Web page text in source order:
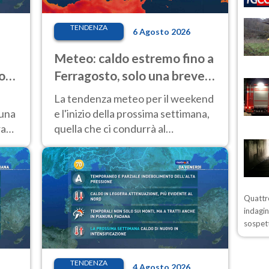
TENDENZA 6 Agosto 2026
Meteo: caldo estremo fino a
Ferragosto, solo una breve
pausa. Ecco dove
La tendenza meteo per il weekend
e l'inizio della prossima settimana,
quella che ci condurrà al
Ferragosto, vede ancora
temperature molto elevate
TENDENZA